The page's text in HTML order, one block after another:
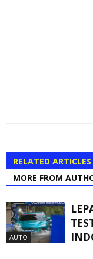
RELATED ARTICLES
MORE FROM
AUTO